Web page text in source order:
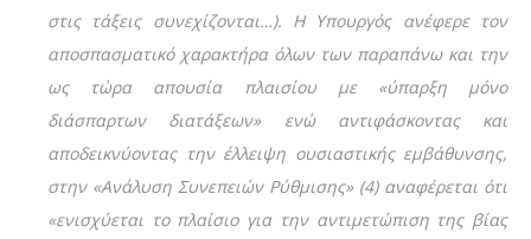
στις τάξεις συνεχίζονται…). Η Υπουργός ανέφερε τον
αποσπασματικό χαρακτήρα όλων των παραπάνω και την
ως τώρα απουσία πλαισίου με «ύπαρξη μόνο
διάσπαρτων διατάξεων» ενώ αντιφάσκοντας και
αποδεικνύοντας την έλλειψη ουσιαστικής εμβάθυνσης,
στην «Ανάλυση Συνεπειών Ρύθμισης» (4) αναφέρεται ότι
«ενισχύεται το πλαίσιο για την αντιμετώπιση της βίας